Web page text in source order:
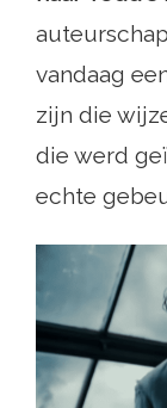
vandaag
zijn die
die werd
echte